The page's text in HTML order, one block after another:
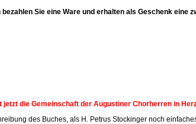
Sie eine Ware und erhalten als Geschenk eine
die Gemeinschaft der Augustiner Chorherren in
des Buches, als H. Petrus Stockinger noch